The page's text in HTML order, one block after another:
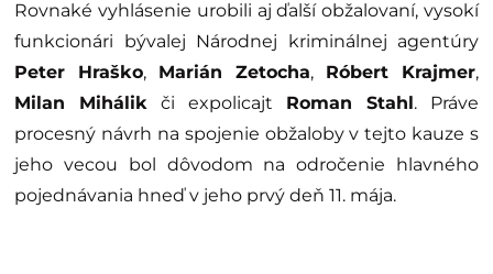
Rovnaké vyhlásenie urobili aj ďalší obžalovaní, vysokí
funkcionári bývalej Národnej kriminálnej agentúry
Peter Hraško, Marián Zetocha, Róbert Krajmer,
Milan Mihálik či expolicajt Roman Stahl. Práve
procesný návrh na spojenie obžaloby v tejto kauze s
jeho vecou bol dôvodom na odročenie hlavného
pojednávania hneď v jeho prvý deň 11. mája.